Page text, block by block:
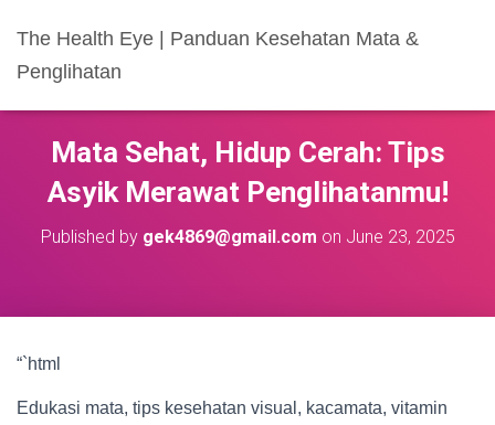
The Health Eye | Panduan Kesehatan Mata &
Penglihatan
Mata Sehat, Hidup Cerah: Tips
Asyik Merawat Penglihatanmu!
Published by gek4869@gmail.com on June 23, 2025
“`html
Edukasi mata, tips kesehatan visual, kacamata, vitamin